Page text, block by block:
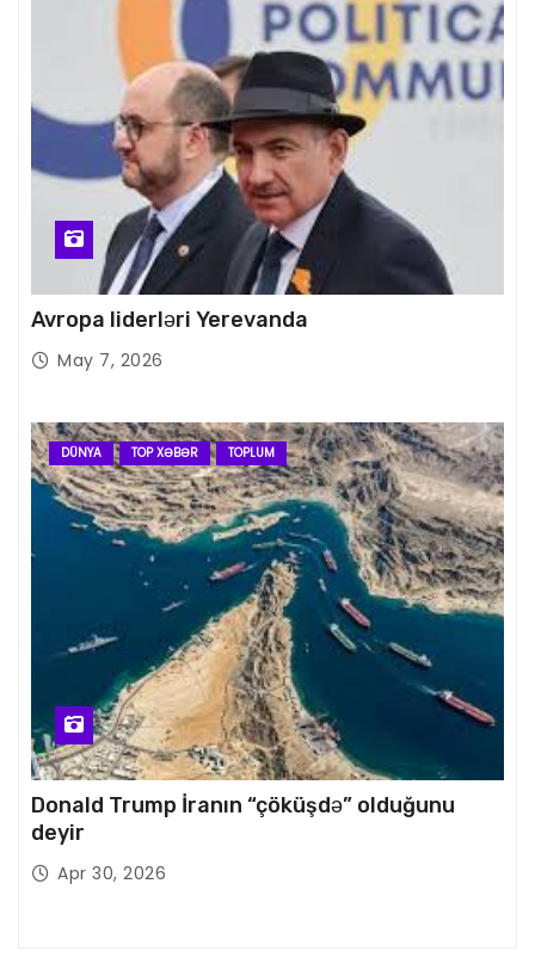
Avropa liderləri Yerevanda
May 7, 2026
DÜNYA TOP XƏBƏR TOPLUM
Donald Trump İranın “çöküşdə” olduğunu
deyir
Apr 30, 2026